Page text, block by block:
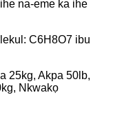
na-eme ka ihe
C6H8O7 ibu
25kg, Akpa 50lb,
Nkwakọ